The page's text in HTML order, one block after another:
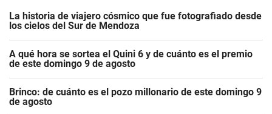
La historia de viajero cósmico que fue fotografiado desde
los cielos del Sur de Mendoza
A qué hora se sortea el Quini 6 y de cuánto es el premio
de este domingo 9 de agosto
Brinco: de cuánto es el pozo millonario de este domingo 9
de agosto